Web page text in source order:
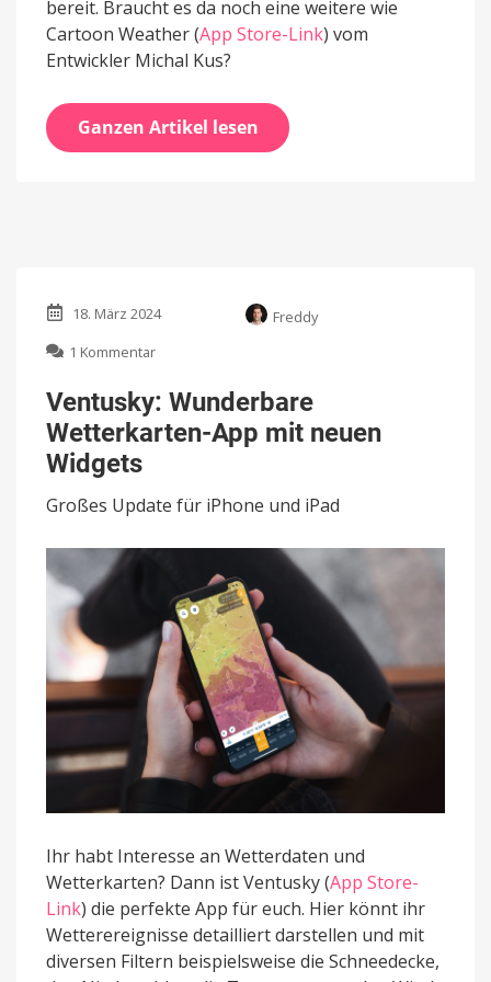
bereit. Braucht es da noch eine weitere wie
Cartoon Weather (App Store-Link) vom
Entwickler Michal Kus?
Ganzen Artikel lesen
18. März 2024
Freddy
1 Kommentar
Wunderbare
Wetterkarten-
App
Widgets
Ventusky: Wunderbare
Wetterkarten-App mit neuen
Widgets
Großes Update für iPhone und iPad
Ihr habt Interesse an Wetterdaten und
Wetterkarten? Dann ist Ventusky (App Store-
Link) die perfekte App für euch. Hier könnt ihr
Wetterereignisse detailliert darstellen und mit
diversen Filtern beispielsweise die Schneedecke,